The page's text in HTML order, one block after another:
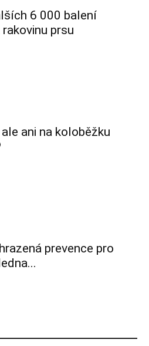
6 000 balení
prsu
ani na koloběžku
prevence pro